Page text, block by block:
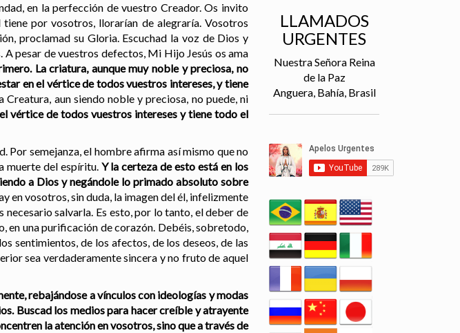
en la perfección de vuestro Creador. Os invito
por vosotros, llorarían de alegraría. Vosotros
proclamad su Gloria. Escuchad la voz de Dios y
pesar de vuestros defectos, Mi Hijo Jesús os ama
La criatura, aunque muy noble y preciosa, no
en el vértice de todos vuestros intereses, y tiene
Creatura, aun siendo noble y preciosa, no puede, ni
vértice de todos vuestros intereses y tiene todo el
Por semejanza, el hombre afirma así mismo que no
muerte del espíritu.Y la certeza de esto está en los
a Dios y negándole lo primado absoluto sobre
en vosotros, sin duda, la imagen del él, infelizmente
salvarla. Es esto, por lo tanto, el deber de
en una purificación de corazón. Debéis, sobretodo,
sentimientos, de los afectos, de los deseos, de las
sea verdaderamente sincera y no fruto de aquel
rebajándose a vínculos con ideologías y modas
Buscad los medios para hacer creíble y atrayente
la atención en vosotros, sino que a través de
LLAMADOS
URGENTES
Nuestra Señora Reina
de la Paz
Anguera, Bahía, Brasil